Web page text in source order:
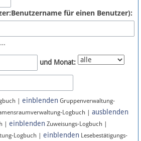
für einen Benutzer):
und Monat:
| einblenden Gruppenverwaltung-
Logbuch | ausblenden
| einblenden Zuweisungs-Logbuch |
Logbuch | einblenden Lesebestätigungs-